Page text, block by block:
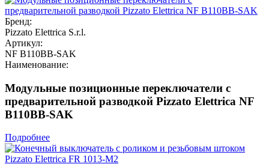
Бренд:
Pizzato Elettrica S.r.l.
Артикул:
NF B110BB-SAK
Наименование:
Модульные позиционные переключатели с
предварительной разводкой Pizzato Elettrica NF
B110BB-SAK
Подробнее